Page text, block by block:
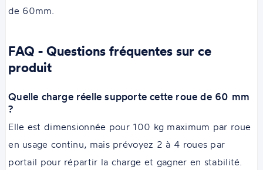
de 60mm.
FAQ - Questions fréquentes sur ce
produit
Quelle charge réelle supporte cette roue de 60 mm
?
Elle est dimensionnée pour 100 kg maximum par roue
en usage continu, mais prévoyez 2 à 4 roues par
portail pour répartir la charge et gagner en stabilité.